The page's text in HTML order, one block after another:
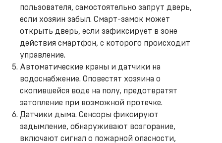
пользователя, самостоятельно запрут дверь,
если хозяин забыл. Смарт-замок может
открыть дверь, если зафиксирует в зоне
действия смартфон, с которого происходит
управление.
Автоматические краны и датчики на
водоснабжение. Оповестят хозяина о
скопившейся воде на полу, предотвратят
затопление при возможной протечке.
Датчики дыма. Сенсоры фиксируют
задымление, обнаруживают возгорание,
включают сигнал о пожарной опасности,